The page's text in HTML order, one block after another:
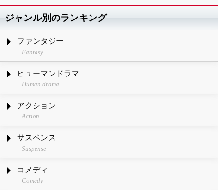
ジャンル別のランキング
ファンタジー
Fantasy
ヒューマンドラマ
Human drama
アクション
Action
サスペンス
Suspense
コメディ
Comedy